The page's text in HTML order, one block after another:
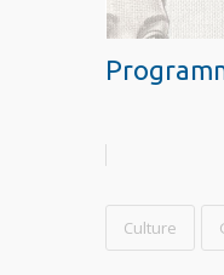
Culture